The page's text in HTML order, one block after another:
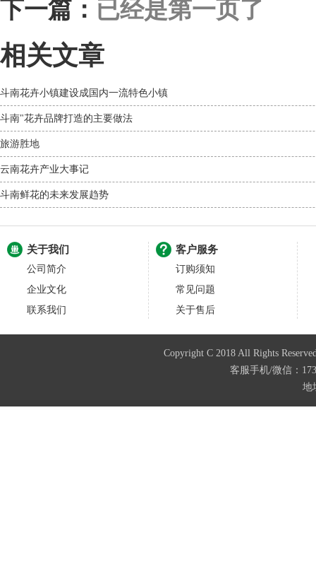
下一篇： 已经是第一页了
相关文章
斗南花卉小镇建设成国内一流特色小镇
斗南"花卉品牌打造的主要做法
旅游胜地
云南花卉产业大事记
斗南鲜花的未来发展趋势
关于我们
公司简介
企业文化
联系我们
客户服务
订购须知
常见问题
关于售后
Copyright C 2018 All Rights
客服手机/微信：
地